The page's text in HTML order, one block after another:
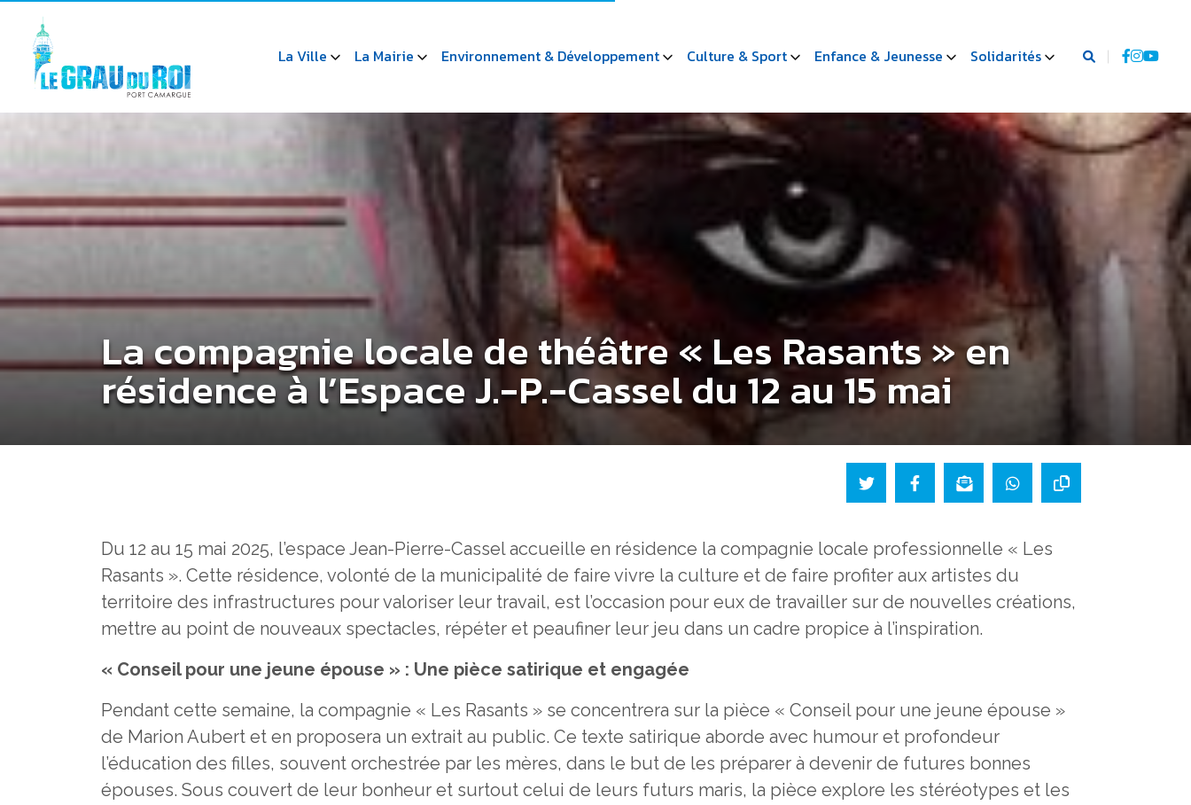
La Ville La Mairie Environnement & Développement Culture & Sport Enfance & Jeunesse Solidarités
La compagnie locale de théâtre « Les Rasants » en
résidence à l’Espace J.-P.-Cassel du 12 au 15 mai
Du 12 au 15 mai 2025, l’espace Jean-Pierre-Cassel accueille en résidence la compagnie locale professionnelle « Les
Rasants ». Cette résidence, volonté de la municipalité de faire vivre la culture et de faire profiter aux artistes du
territoire des infrastructures pour valoriser leur travail, est l’occasion pour eux de travailler sur de nouvelles créations,
mettre au point de nouveaux spectacles, répéter et peaufiner leur jeu dans un cadre propice à l’inspiration.
« Conseil pour une jeune épouse » : Une pièce satirique et engagée
Pendant cette semaine, la compagnie « Les Rasants » se concentrera sur la pièce « Conseil pour une jeune épouse »
de Marion Aubert et en proposera un extrait au public. Ce texte satirique aborde avec humour et profondeur
l’éducation des filles, souvent orchestrée par les mères, dans le but de les préparer à devenir de futures bonnes
épouses. Sous couvert de leur bonheur et surtout celui de leurs futurs maris, la pièce explore les stéréotypes et les